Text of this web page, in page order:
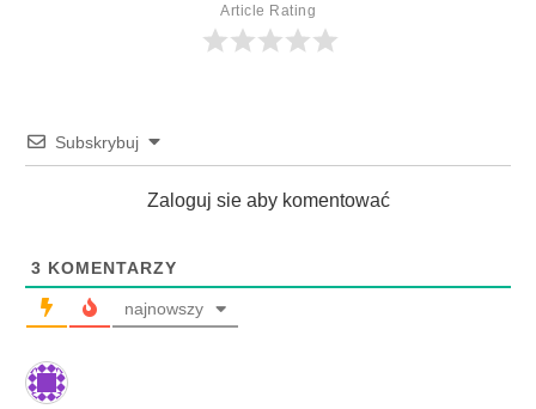
Article Rating
Subskrybuj
Zaloguj sie aby komentować
3 KOMENTARZY
najnowszy